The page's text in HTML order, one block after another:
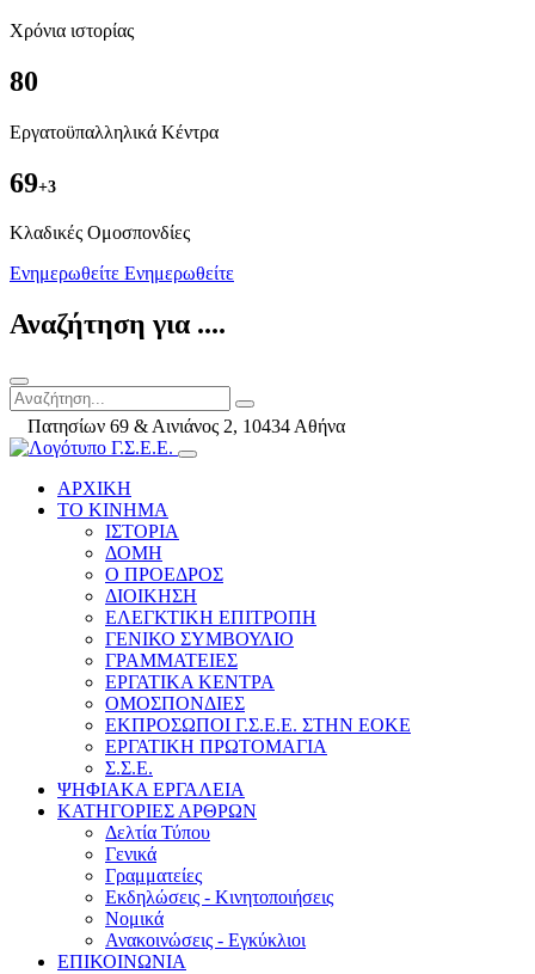
Χρόνια ιστορίας
80
Εργατοϋπαλληλικά Κέντρα
69+3
Kλαδικές Ομοσπονδίες
Ενημερωθείτε Ενημερωθείτε
Αναζήτηση για ....
Πατησίων 69 & Αινιάνος 2, 10434 Αθήνα
ΑΡΧΙΚΗ
ΤΟ ΚΙΝΗΜΑ
ΙΣΤΟΡΙΑ
ΔΟΜΗ
Ο ΠΡΟΕΔΡΟΣ
ΔΙΟΙΚΗΣΗ
ΕΛΕΓΚΤΙΚΗ ΕΠΙΤΡΟΠΗ
ΓΕΝΙΚΟ ΣΥΜΒΟΥΛΙΟ
ΓΡΑΜΜΑΤΕΙΕΣ
ΕΡΓΑΤΙΚΑ ΚΕΝΤΡΑ
ΟΜΟΣΠΟΝΔΙΕΣ
ΕΚΠΡΟΣΩΠΟΙ Γ.Σ.Ε.Ε. ΣΤΗΝ ΕΟΚΕ
ΕΡΓΑΤΙΚΗ ΠΡΩΤΟΜΑΓΙΑ
Σ.Σ.Ε.
ΨΗΦΙΑΚΑ ΕΡΓΑΛΕΙΑ
ΚΑΤΗΓΟΡΙΕΣ ΑΡΘΡΩΝ
Δελτία Τύπου
Γενικά
Γραμματείες
Εκδηλώσεις - Κινητοποιήσεις
Νομικά
Ανακοινώσεις - Εγκύκλιοι
ΕΠΙΚΟΙΝΩΝΙΑ